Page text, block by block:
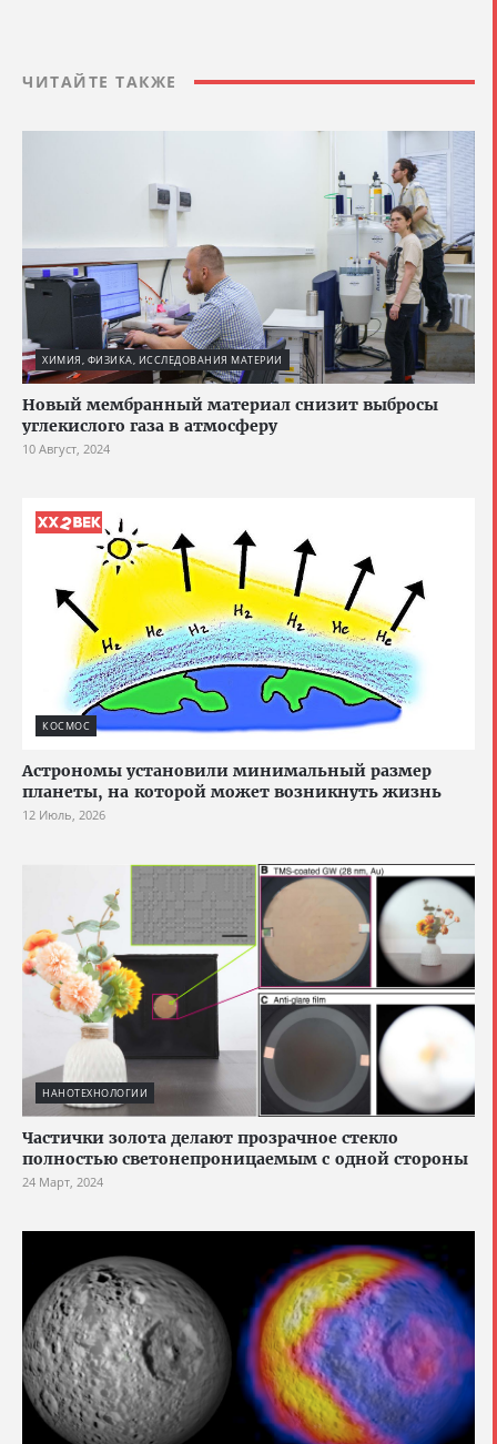
ЧИТАЙТЕ ТАКЖЕ
ХИМИЯ, ФИЗИКА, ИССЛЕДОВАНИЯ МАТЕРИИ
Новый мембранный материал снизит выбросы
углекислого газа в атмосферу
10 Август, 2024
КОСМОС
Астрономы установили минимальный размер
планеты, на которой может возникнуть жизнь
12 Июль, 2026
НАНОТЕХНОЛОГИИ
Частички золота делают прозрачное стекло
полностью светонепроницаемым с одной стороны
24 Март, 2024